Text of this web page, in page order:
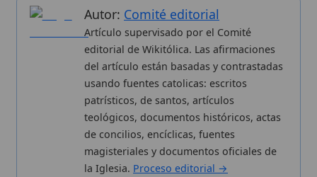
Wikitólica © 2026 . Enciclopedia del patrimonio doctrinal,
histórico y litúrgico de la Iglesia Católica. Parte de la red formativa
Curso Católico,Buscador CatólicoyCustodio Animae. Con
analíticas anónimas. Licencia (texto). Editado en
Valencia, España.ISSN: 3101-7339. Bajo el patrocinio de San
Carlo Acutis.
Proceso editorial
Publicación seriada
Datos abiertos
Estadísticas
Aviso legal
Política de privacidad
Más visitados
Nuevas entradas
Cambios recientes
Aplicaciones
Kit de Prensa
Widgets para tu web
✦ SÍGUENOS EN